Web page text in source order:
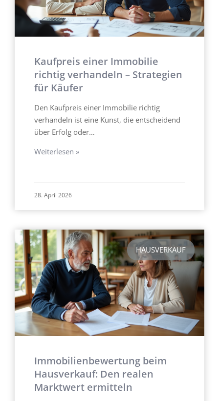
Kaufpreis einer Immobilie
richtig verhandeln – Strategien
für Käufer
Den Kaufpreis einer Immobilie richtig
verhandeln ist eine Kunst, die entscheidend
über Erfolg oder…
Weiterlesen »
28. April 2026
HAUSVERKAUF
Immobilienbewertung beim
Hausverkauf: Den realen
Marktwert ermitteln